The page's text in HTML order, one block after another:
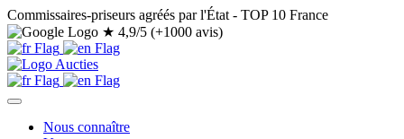
Commissaires-priseurs agréés par l'État - TOP 10 France
★ 4,9/5 (+1000 avis)
Nous connaître